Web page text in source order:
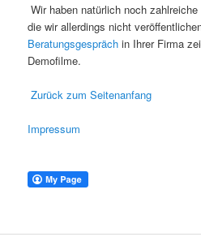
Wir haben natürlich noch
die wir allerdings nicht
Beratungsgespräch in Ihrer Firma
Demofilme.
Zurück zum Seitenanfang
Impressum